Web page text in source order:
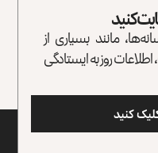
کنید
مانند بسیاری از
روز به ایستادگی
کنید